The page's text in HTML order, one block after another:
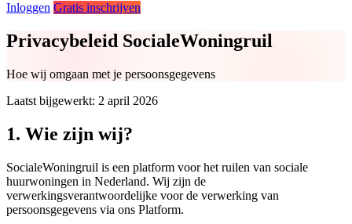
Inloggen Gratis inschrijven
Privacybeleid SocialeWoningruil
Hoe wij omgaan met je persoonsgegevens
Laatst bijgewerkt: 2 april 2026
1. Wie zijn wij?
SocialeWoningruil is een platform voor het ruilen van sociale
huurwoningen in Nederland. Wij zijn de
verwerkingsverantwoordelijke voor de verwerking van
persoonsgegevens via ons Platform.